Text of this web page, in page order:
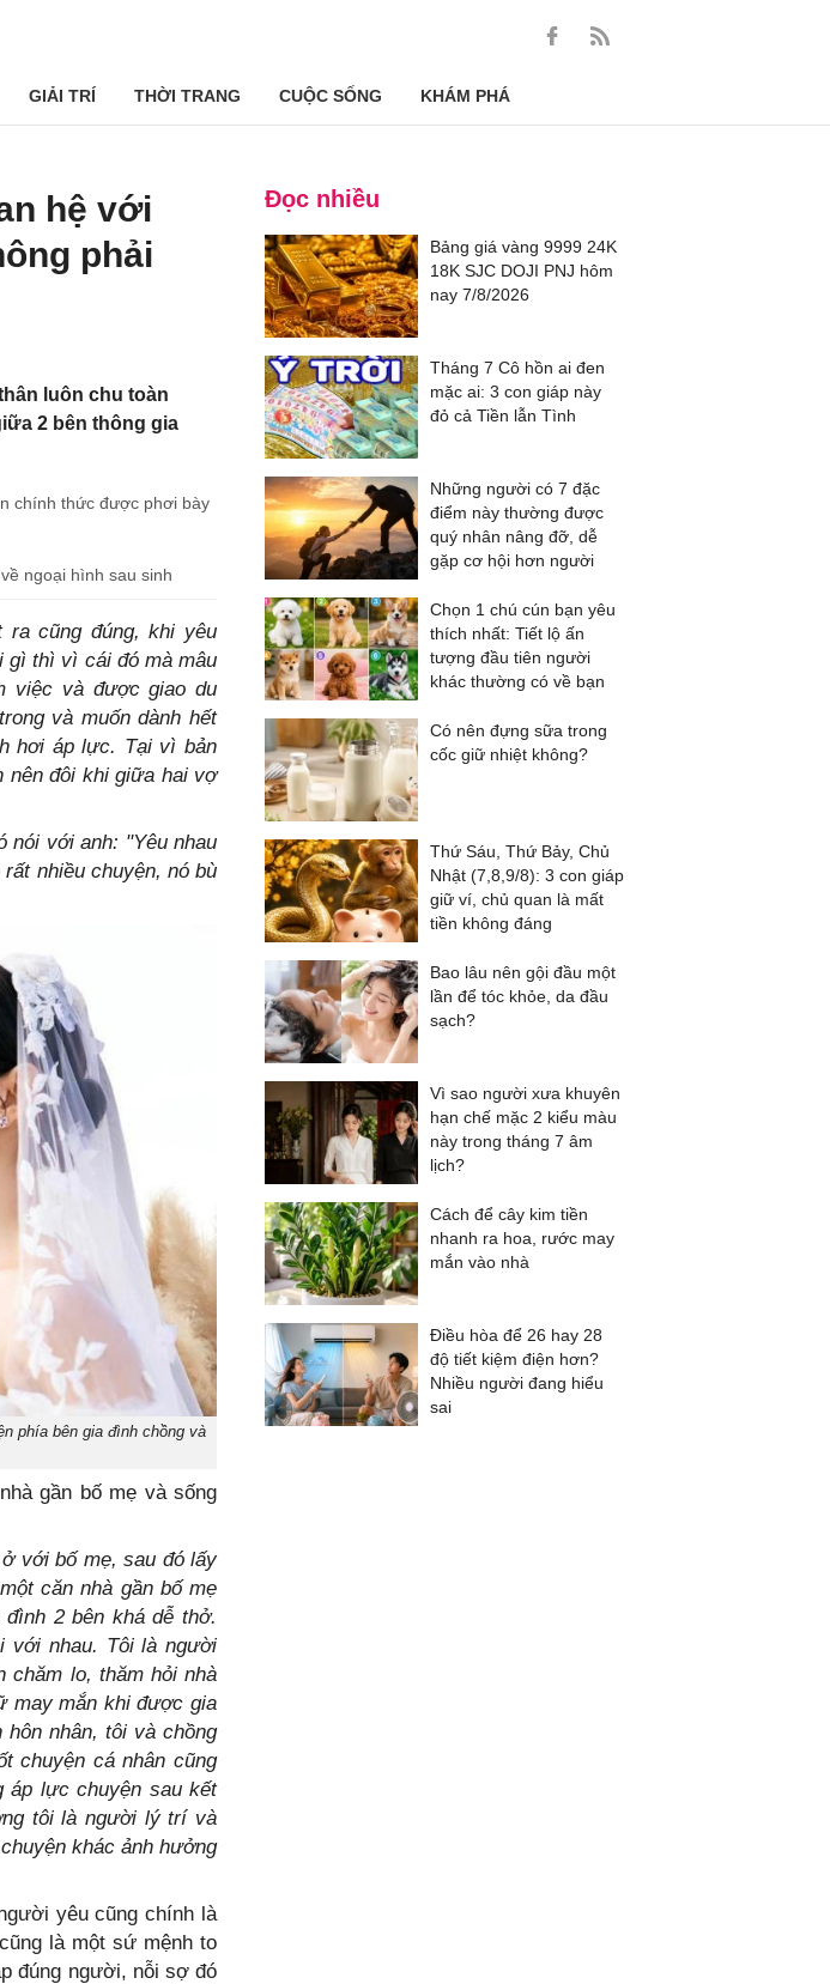
GIẢI TRÍ THỜI TRANG CUỘC SỐNG KHÁM PHÁ
hệ với
phải
luôn chu toàn
2 bên thông gia
chính thức được phơi bày
ngoại hình sau sinh
ra cũng đúng, khi yêu
gì thì vì cái đó mà mâu
việc và được giao du
và muốn dành hết
hơi áp lực. Tại vì bản
nên đôi khi giữa hai vợ
nói với anh: "Yêu nhau
nhiều chuyện, nó bù
phía bên gia đình chồng và
gần bố mẹ và sống
với bố mẹ, sau đó lấy
căn nhà gần bố mẹ
2 bên khá dễ thở.
với nhau. Tôi là người
chăm lo, thăm hỏi nhà
may mắn khi được gia
nhân, tôi và chồng
chuyện cá nhân cũng
áp lực chuyện sau kết
tôi là người lý trí và
khác ảnh hưởng
yêu cũng chính là
là một sứ mệnh to
đúng người, nỗi sợ đó
Đọc nhiều
Bảng giá vàng 9999 24K
18K SJC DOJI PNJ hôm
nay 7/8/2026
Tháng 7 Cô hồn ai đen
mặc ai: 3 con giáp này
đỏ cả Tiền lẫn Tình
Những người có 7 đặc
điểm này thường được
quý nhân nâng đỡ, dễ
gặp cơ hội hơn người
Chọn 1 chú cún bạn yêu
thích nhất: Tiết lộ ấn
tượng đầu tiên người
khác thường có về bạn
Có nên đựng sữa trong
cốc giữ nhiệt không?
Thứ Sáu, Thứ Bảy, Chủ
Nhật (7,8,9/8): 3 con giáp
giữ ví, chủ quan là mất
tiền không đáng
Bao lâu nên gội đầu một
lần để tóc khỏe, da đầu
sạch?
Vì sao người xưa khuyên
hạn chế mặc 2 kiểu màu
này trong tháng 7 âm
lịch?
Cách để cây kim tiền
nhanh ra hoa, rước may
mắn vào nhà
Điều hòa để 26 hay 28
độ tiết kiệm điện hơn?
Nhiều người đang hiểu
sai